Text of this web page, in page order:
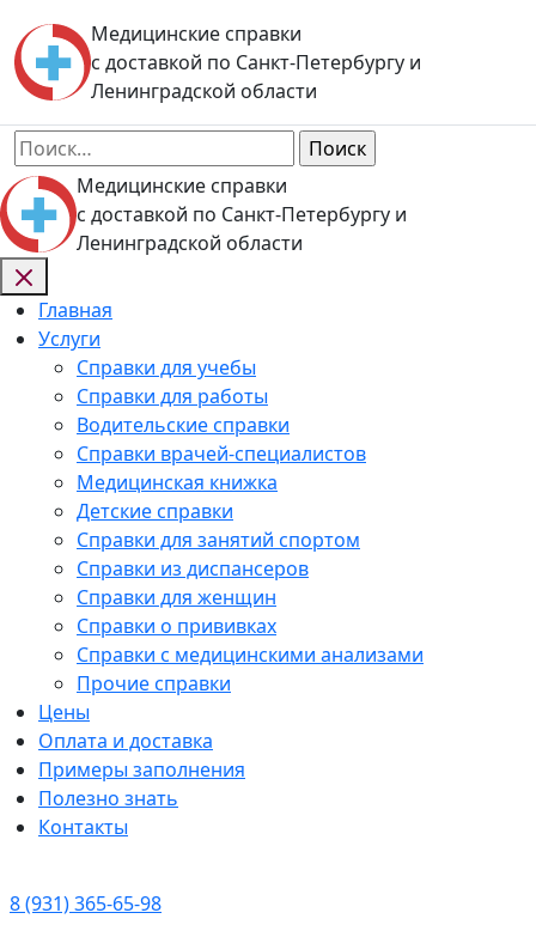
to
content
Медицинские справки
с доставкой по Санкт-Петербургу и
Ленинградской области
Найти:
Медицинские справки
с доставкой по Санкт-Петербургу и
Ленинградской области
Главная
Услуги
Справки для учебы
Справки для работы
Водительские справки
Справки врачей-специалистов
Медицинская книжка
Детские справки
Справки для занятий спортом
Справки из диспансеров
Справки для женщин
Справки о прививках
Справки с медицинскими анализами
Прочие справки
Цены
Оплата и доставка
Примеры заполнения
Полезно знать
Контакты
8 (931) 365-65-98